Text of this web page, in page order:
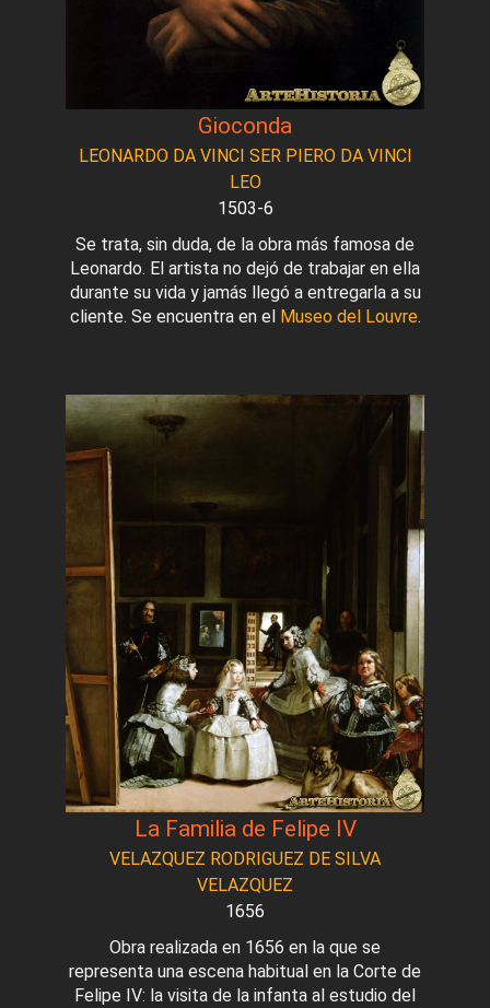
Gioconda
LEONARDO DA VINCI SER PIERO DA VINCI
LEO
1503-6
Se trata, sin duda, de la obra más famosa de
Leonardo. El artista no dejó de trabajar en ella
durante su vida y jamás llegó a entregarla a su
cliente. Se encuentra en el Museo del Louvre.
La Familia de Felipe IV
VELAZQUEZ RODRIGUEZ DE SILVA
VELAZQUEZ
1656
Obra realizada en 1656 en la que se
representa una escena habitual en la Corte de
Felipe IV: la visita de la infanta al estudio del